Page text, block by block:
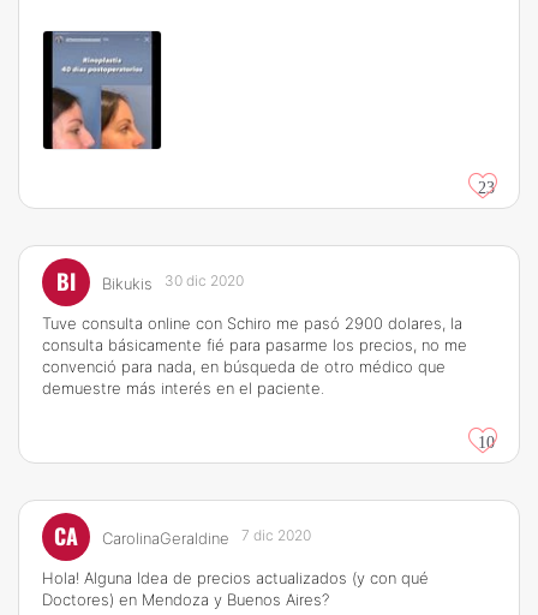
23
BI Bikukis 30 dic 2020
Tuve consulta online con Schiro me pasó 2900 dolares, la
consulta básicamente fié para pasarme los precios, no me
convenció para nada, en búsqueda de otro médico que
demuestre más interés en el paciente.
10
CA CarolinaGeraldine 7 dic 2020
Hola! Alguna Idea de precios actualizados (y con qué
Doctores) en Mendoza y Buenos Aires?